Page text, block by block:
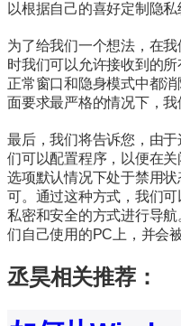
以根据自己的喜好定制隐私
为了给我们一个想法，在
时我们可以允许接收到的所
正常窗口和隐身模式中都消
面要求最严格的情况下，我
最后，我们将告诉您，由
们可以配置程序，以便在关
选项默认情况下处于禁用
可。 通过这种方式，我们
私密和安全的方式进行导航
们自己使用的PC上，并会
丞昊相关推荐：